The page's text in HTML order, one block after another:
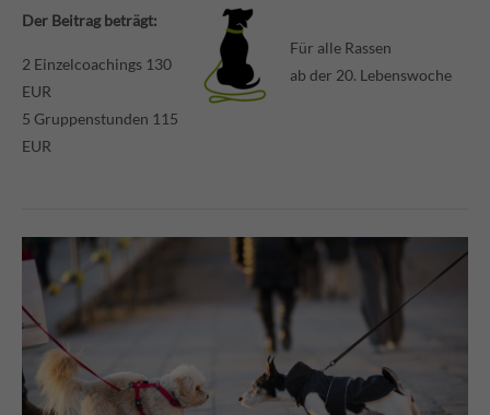
Der Beitrag beträgt:
2 Einzelcoachings 130
EUR
5 Gruppenstunden 115
EUR
Für alle Rassen
ab der 20. Lebenswoche